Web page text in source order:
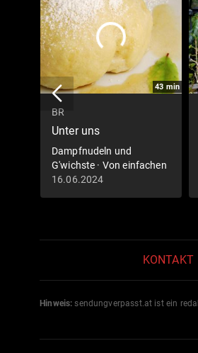
43 min
BR
Unter uns
Dampfnudeln und
G'wichste · Von einfachen
Mehlspeisen
16.06.2024
KONTAKT
Hinweis: sendungverpasst.at ist ein